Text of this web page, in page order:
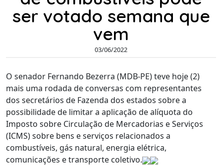
ser votado semana que
vem
03/06/2022
O senador Fernando Bezerra (MDB-PE) teve hoje (2)
mais uma rodada de conversas com representantes
dos secretários de Fazenda dos estados sobre a
possibilidade de limitar a aplicação de alíquota do
Imposto sobre Circulação de Mercadorias e Serviços
(ICMS) sobre bens e serviços relacionados a
combustíveis, gás natural, energia elétrica,
comunicações e transporte coletivo.